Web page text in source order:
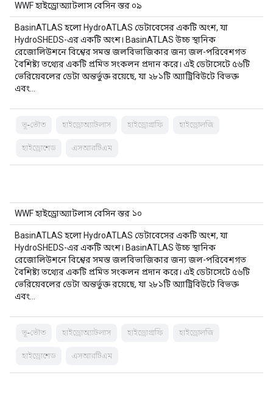
WWF হাইড্রোঅ্যাটলাস বেসিন স্তর ০৯
BasinATLAS হলো HydroATLAS ডেটাবেসের একটি অংশ, যা
HydroSHEDS-এর একটি অংশ। BasinATLAS উচ্চ স্থানিক
রেজোলিউশনে বিশ্বের সমস্ত জলবিভাজিকার জন্য জল-পরিবেশগত
বৈশিষ্ট্য তথ্যের একটি প্রমিত সংকলন প্রদান করে। এই ডেটাসেটে ৫৬টি
ভেরিয়েবলের ডেটা অন্তর্ভুক্ত রয়েছে, যা ২৮১টি অ্যাট্রিবিউটে বিভক্ত
এবং…
ভূ-ভৌত হাইড্রোঅ্যাটলাস হাইড্রোগ্রাফি হাইড্রোলজি
হাইড্রোশেড এসআরটিএম
WWF হাইড্রোঅ্যাটলাস বেসিন স্তর ১০
BasinATLAS হলো HydroATLAS ডেটাবেসের একটি অংশ, যা
HydroSHEDS-এর একটি অংশ। BasinATLAS উচ্চ স্থানিক
রেজোলিউশনে বিশ্বের সমস্ত জলবিভাজিকার জন্য জল-পরিবেশগত
বৈশিষ্ট্য তথ্যের একটি প্রমিত সংকলন প্রদান করে। এই ডেটাসেটে ৫৬টি
ভেরিয়েবলের ডেটা অন্তর্ভুক্ত রয়েছে, যা ২৮১টি অ্যাট্রিবিউটে বিভক্ত
এবং…
ভূ-ভৌত হাইড্রোঅ্যাটলাস হাইড্রোগ্রাফি হাইড্রোলজি
হাইড্রোশেড এসআরটিএম